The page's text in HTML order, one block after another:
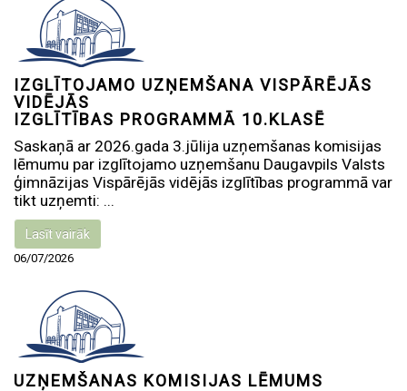
IZGLĪTOJAMO UZŅEMŠANA VISPĀRĒJĀS
VIDĒJĀS
IZGLĪTĪBAS PROGRAMMĀ 10.KLASĒ
Saskaņā ar 2026.gada 3.jūlija uzņemšanas komisijas
lēmumu par izglītojamo uzņemšanu Daugavpils Valsts
ģimnāzijas Vispārējās vidējās izglītības programmā var
tikt uzņemti: ...
Lasīt vairāk
06/07/2026
UZŅEMŠANAS KOMISIJAS LĒMUMS